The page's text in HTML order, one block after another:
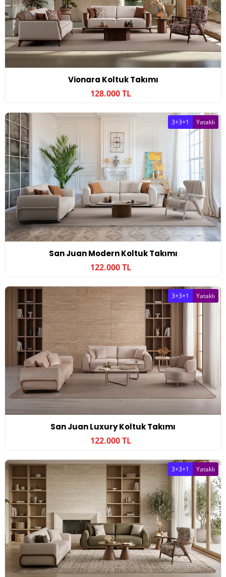
Vionara Koltuk Takımı
128.000 TL
San Juan Modern Koltuk Takımı
122.000 TL
3+3+1 Yataklı
San Juan Luxury Koltuk Takımı
122.000 TL
3+3+1 Yataklı
3+3+1 Yataklı